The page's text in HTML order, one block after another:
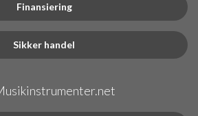
Finansiering
Sikker handel